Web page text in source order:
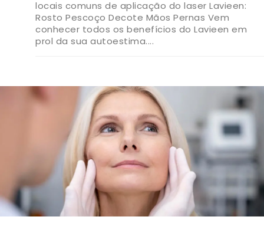
locais comuns de aplicação do laser Lavieen:
Rosto Pescoço Decote Mãos Pernas Vem
conhecer todos os benefícios do Lavieen em
prol da sua autoestima....